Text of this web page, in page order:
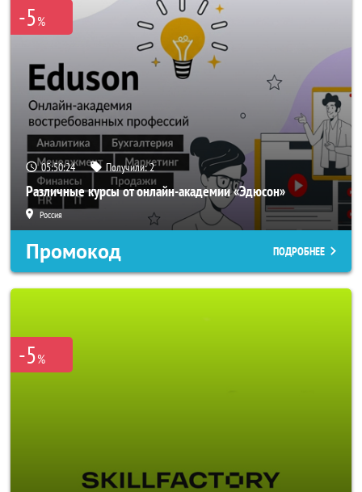
-5%
05:50:24 Получили:2
Различные курсы от онлайн-академии «Эдюсон»
Россия
Промокод ПОДРОБНЕЕ
-5%